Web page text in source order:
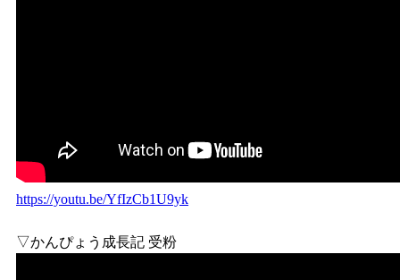
https://youtu.be/YfIzCb1U9yk
▽かんぴょう成長記 受粉